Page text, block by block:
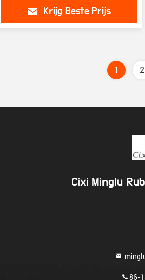
Krijg Beste Prijs
1 2
Cixi Minglu
86-